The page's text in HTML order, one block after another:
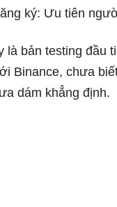
ký: Ưu tiên
là bản testing đầu
Binance, chưa
dám khẳng định.